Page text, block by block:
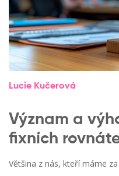
Lucie Kučerová
Význam a
fixních
Většina z nás, kteří máme